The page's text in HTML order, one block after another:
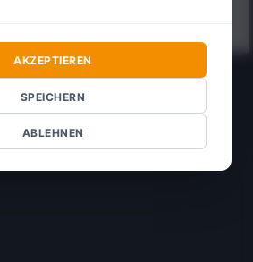
ABLEHNEN
SPEICHERN
AKZEPTIEREN